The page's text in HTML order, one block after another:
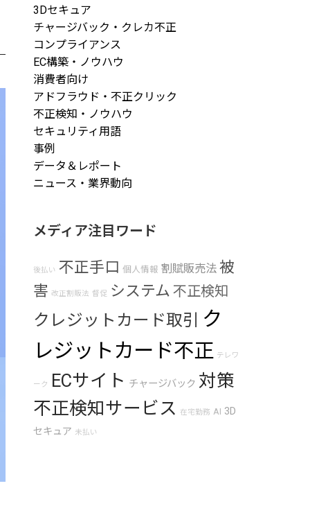
3Dセキュア
チャージバック・クレカ不正
コンプライアンス
EC構築・ノウハウ
消費者向け
アドフラウド・不正クリック
不正検知・ノウハウ
セキュリティ用語
事例
データ＆レポート
ニュース・業界動向
メディア注目ワード
後払い 不正手口 個人情報 割賦販売法 被
害 改正割販法 督促 システム 不正検知
クレジットカード取引
ク
レジットカード不正 テレワ
ーク ECサイト チャージバック 対策
不正検知サービス
在宅勤務 AI 3D
セキュア 未払い